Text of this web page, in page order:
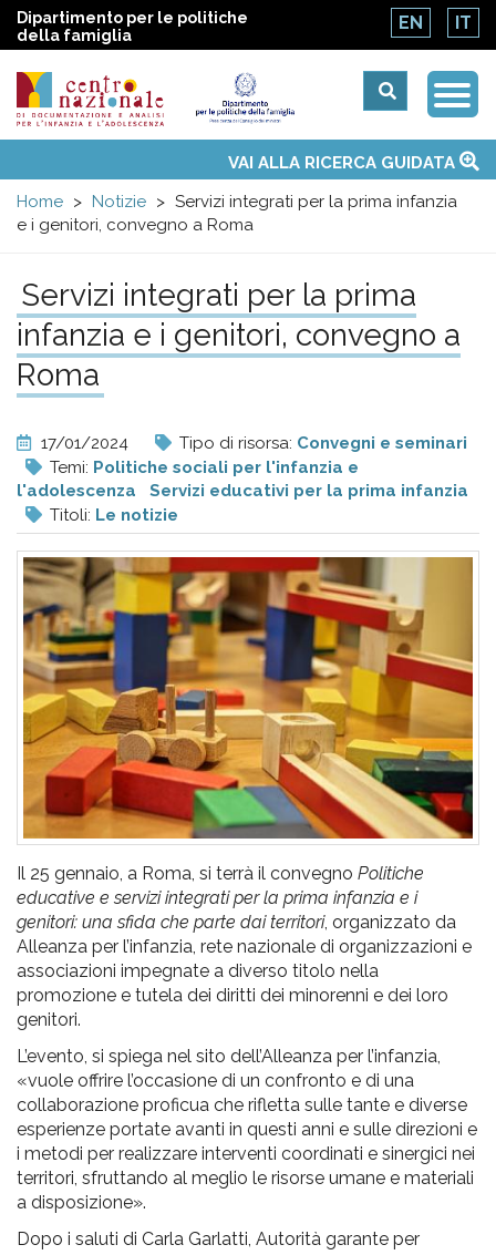
Dipartimento per le politiche
della famiglia
EN IT
Centro
nazionale
di
Documentazione
e
analisi
pr
l'infanzia
e
l'adolescenza
menu
Temi
Attività
Convenzione ONUVAI ALLA RICERCA GUIDATA
Home
Notizie
Servizi integrati per la prima infanzia
e i genitori, convegno a Roma
Servizi integrati per la prima
infanzia e i genitori, convegno a
Roma
17/01/2024 Tipo di risorsa: Convegni e seminari
Temi: Politiche sociali per l'infanzia e
l'adolescenza
Servizi educativi per la prima infanzia
Titoli: Le notizie
Il 25 gennaio, a Roma, si terrà il convegno Politiche
educative e servizi integrati per la prima infanzia e i
genitori: una sfida che parte dai territori, organizzato da
Alleanza per l’infanzia, rete nazionale di organizzazioni e
associazioni impegnate a diverso titolo nella
promozione e tutela dei diritti dei minorenni e dei loro
genitori.
L’evento, si spiega nel sito dell’Alleanza per l’infanzia,
«vuole offrire l’occasione di un confronto e di una
collaborazione proficua che rifletta sulle tante e diverse
esperienze portate avanti in questi anni e sulle direzioni e
i metodi per realizzare interventi coordinati e sinergici nei
territori, sfruttando al meglio le risorse umane e materiali
a disposizione».
Dopo i saluti di Carla Garlatti, Autorità garante per